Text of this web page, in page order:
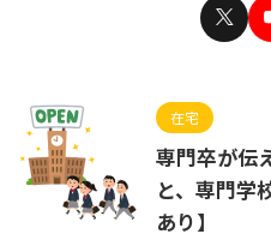
在宅
専門卒が伝
と、専門学
あり】